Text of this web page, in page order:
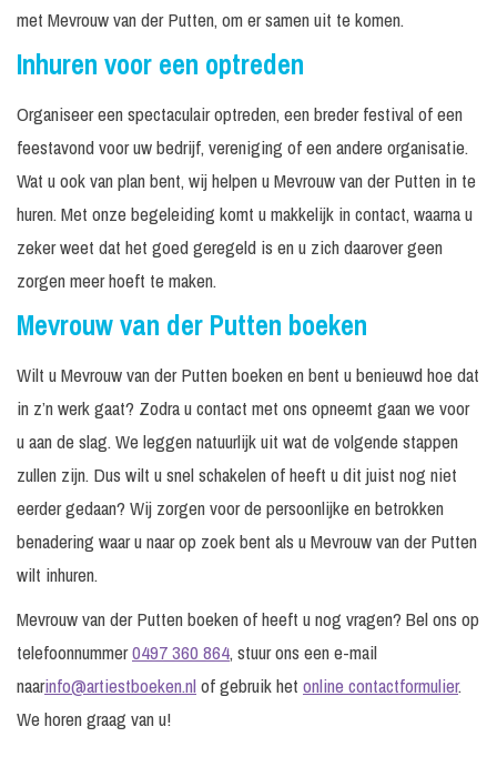
met Mevrouw van der Putten, om er samen uit te komen.
Inhuren voor een optreden
Organiseer een spectaculair optreden, een breder festival of een
feestavond voor uw bedrijf, vereniging of een andere organisatie.
Wat u ook van plan bent, wij helpen u Mevrouw van der Putten in te
huren. Met onze begeleiding komt u makkelijk in contact, waarna u
zeker weet dat het goed geregeld is en u zich daarover geen
zorgen meer hoeft te maken.
Mevrouw van der Putten boeken
Wilt u Mevrouw van der Putten boeken en bent u benieuwd hoe dat
in z’n werk gaat? Zodra u contact met ons opneemt gaan we voor
u aan de slag. We leggen natuurlijk uit wat de volgende stappen
zullen zijn. Dus wilt u snel schakelen of heeft u dit juist nog niet
eerder gedaan? Wij zorgen voor de persoonlijke en betrokken
benadering waar u naar op zoek bent als u Mevrouw van der Putten
wilt inhuren.
Mevrouw van der Putten boeken of heeft u nog vragen? Bel ons op
telefoonnummer0497 360 864, stuur ons een e-mail
naarinfo@artiestboeken.nlof gebruik het online contactformulier.
We horen graag van u!